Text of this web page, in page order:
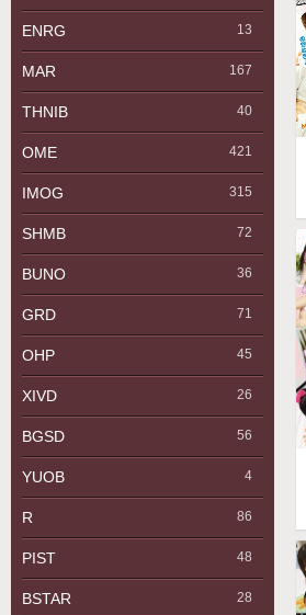
ENRG 13
MAR 167
THNIB 40
OME 421
IMOG 315
SHMB 72
BUNO 36
GRD 71
OHP 45
XIVD 26
BGSD 56
YUOB 4
R 86
PIST 48
BSTAR 28